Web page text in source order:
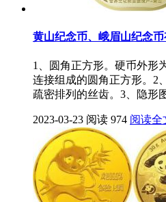
黄山纪念币、峨眉山纪念
1、圆角正方形。硬币外形
连接组成的圆角正方形。2
疏密排列的丝齿。3、隐形
2023-03-23 阅读 974 阅读全